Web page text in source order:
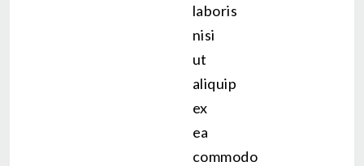
laboris
nisi
ut
aliquip
ex
ea
commodo